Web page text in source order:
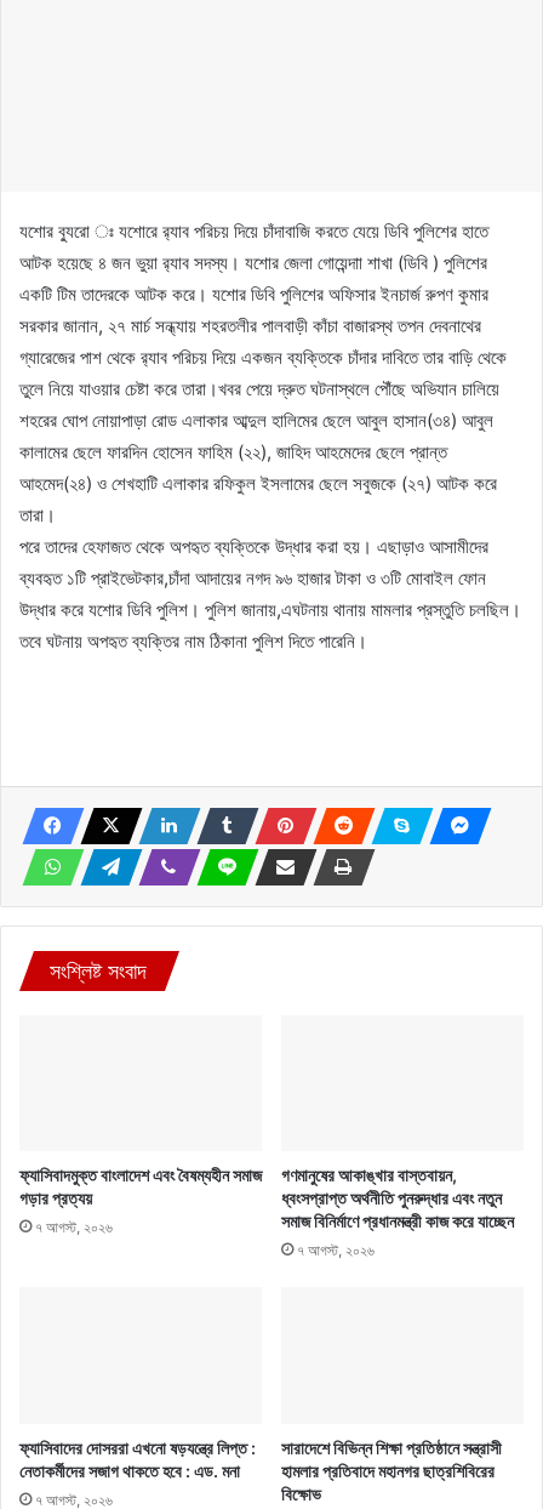
যশোর ব্যুরো ঃ যশোরে র‌্যাব পরিচয় দিয়ে চাঁদাবাজি করতে যেয়ে ডিবি পুলিশের হাতে
আটক হয়েছে ৪ জন ভুয়া র‌্যাব সদস্য। যশোর জেলা গোয়েন্দাা শাখা (ডিবি ) পুলিশের
একটি টিম তাদেরকে আটক করে। যশোর ডিবি পুলিশের অফিসার ইনচার্জ রুপণ কুমার
সরকার জানান, ২৭ মার্চ সন্ধ্যায় শহরতলীর পালবাড়ী কাঁচা বাজারস্থ তপন দেবনাথের
গ্যারেজের পাশ থেকে র‌্যাব পরিচয় দিয়ে একজন ব্যক্তিকে চাঁদার দাবিতে তার বাড়ি থেকে
তুলে নিয়ে যাওয়ার চেষ্টা করে তারা।খবর পেয়ে দ্রুত ঘটনাস্থলে পৌঁছে অভিযান চালিয়ে
শহরের ঘোপ নোয়াপাড়া রোড এলাকার আব্দুল হালিমের ছেলে আবুল হাসান(৩৪) আবুল
কালামের ছেলে ফারদিন হোসেন ফাহিম (২২), জাহিদ আহমেদের ছেলে প্রান্ত
আহমেদ(২৪) ও শেখহাটি এলাকার রফিকুল ইসলামের ছেলে সবুজকে (২৭) আটক করে
তারা।
পরে তাদের হেফাজত থেকে অপহৃত ব্যক্তিকে উদ্ধার করা হয়। এছাড়াও আসামীদের
ব্যবহৃত ১টি প্রাইভেটকার,চাঁদা আদায়ের নগদ ৯৬ হাজার টাকা ও ৩টি মোবাইল ফোন
উদ্ধার করে যশোর ডিবি পুলিশ। পুলিশ জানায়,এঘটনায় থানায় মামলার প্রস্তুতি চলছিল।
তবে ঘটনায় অপহৃত ব্যক্তির নাম ঠিকানা পুলিশ দিতে পারেনি।
সংশ্লিষ্ট সংবাদ
ফ্যাসিবাদমুক্ত বাংলাদেশ এবং বৈষম্যহীন সমাজ
গড়ার প্রত্যয়
৭ আগস্ট, ২০২৬
গণমানুষের আকাঙ্খার বাস্তবায়ন,
ধ্বংসপ্রাপ্ত অর্থনীতি পুনরুদ্ধার এবং নতুন
সমাজ বিনির্মাণে প্রধানমন্ত্রী কাজ করে যাচ্ছেন
৭ আগস্ট, ২০২৬
ফ্যাসিবাদের দোসররা এখনো ষড়যন্ত্রে লিপ্ত :
নেতাকর্মীদের সজাগ থাকতে হবে : এড. মনা
৭ আগস্ট, ২০২৬
সারাদেশে বিভিন্ন শিক্ষা প্রতিষ্ঠানে সন্ত্রাসী
হামলার প্রতিবাদে মহানগর ছাত্রশিবিরের
বিক্ষোভ